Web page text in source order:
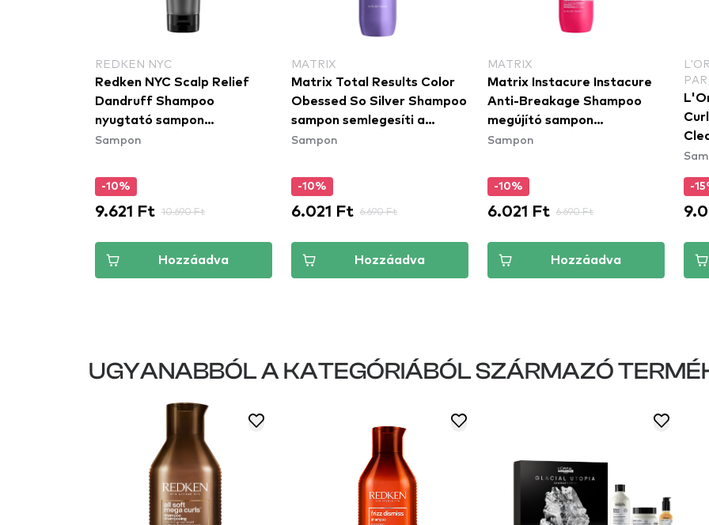
REDKEN NYC
Redken NYC Scalp Relief
Dandruff Shampoo
nyugtató sampon
korpásodás ellen
Sampon
-10%
9.621 Ft 10.690 Ft
Hozzáadva
MATRIX
Matrix Total Results Color
Obessed So Silver Shampoo
sampon semlegesíti a
sárgás tónusokat
Sampon
-10%
6.021 Ft 6.690 Ft
Hozzáadva
MATRIX
Matrix Instacure Instacure
Anti-Breakage Shampoo
megújító sampon
hajtöredezés ellen
Sampon
-10%
6.021 Ft 6.690 Ft
Hozzáadva
-
UGYANABBÓL A KATEGÓRIÁBÓL SZÁRMAZÓ